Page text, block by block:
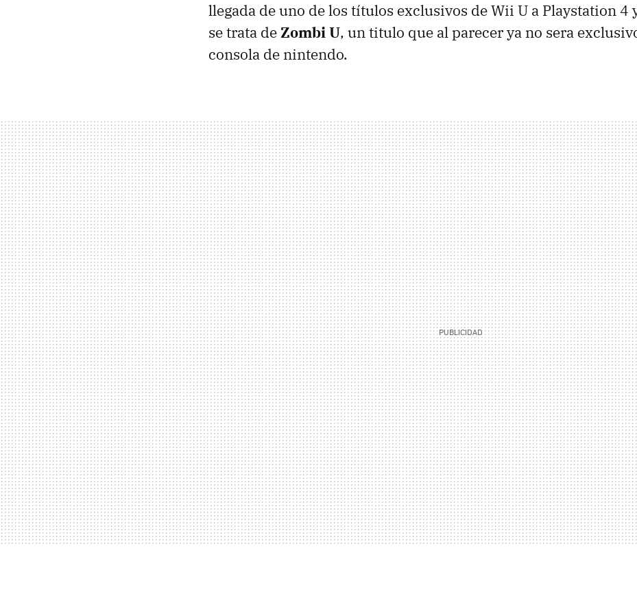
llegada de uno de los títulos exclusivos de Wii U a Playstation 4
se trata de Zombi U, un titulo que al parecer ya no sera
consola de nintendo.